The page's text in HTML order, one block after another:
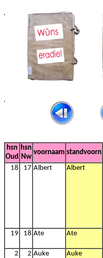
hsn
Oud
hsn
Nw
voornaam standvoorn
18 17 Albert Albert
19 18 Ate Ate
2 2 Auke Auke